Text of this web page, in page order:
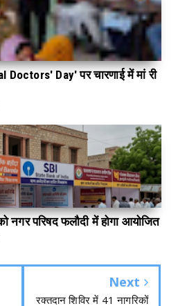
Doctors' Day' पर चारणाई में मां री
नगर परिषद फलौदी में होगा आयोजित
Next
रक्तदान शिविर में 41 नागरिकों